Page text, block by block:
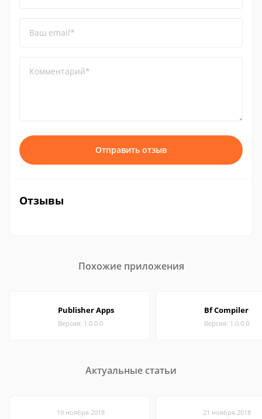
Ваш email*
Комментарий*
Отправить отзыв
Отзывы
Похожие приложения
Publisher Apps
Версия: 1.0.0.0
Bf Compiler
Версия: 1.0.0.0
Актуальные статьи
19 ноября 2018 21 ноября 2018